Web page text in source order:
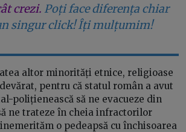
crezi. Poți face diferența chiar
singur click! Îți mulțumim!
altor minorități etnice, religioase
pentru că statul român a avut
polițienească să ne evacueze din
ne trateze în cheia infractorilor
o pedeapsă cu închisoarea